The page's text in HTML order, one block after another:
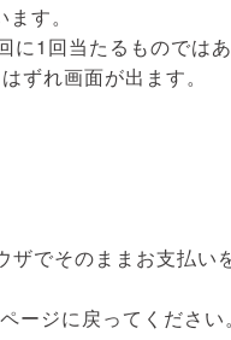
す。
1回当たるものではあ
ずれ画面が出ます。
でそのままお支払い
ージに戻ってください。